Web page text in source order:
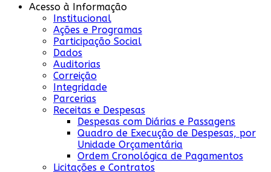
Acesso à Informação
Institucional
Ações e Programas
Participação Social
Dados
Auditorias
Correição
Integridade
Parcerias
Receitas e Despesas
Despesas com Diárias e Passagens
Quadro de Execução de Despesas, por
Unidade Orçamentária
Ordem Cronológica de Pagamentos
Licitações e Contratos